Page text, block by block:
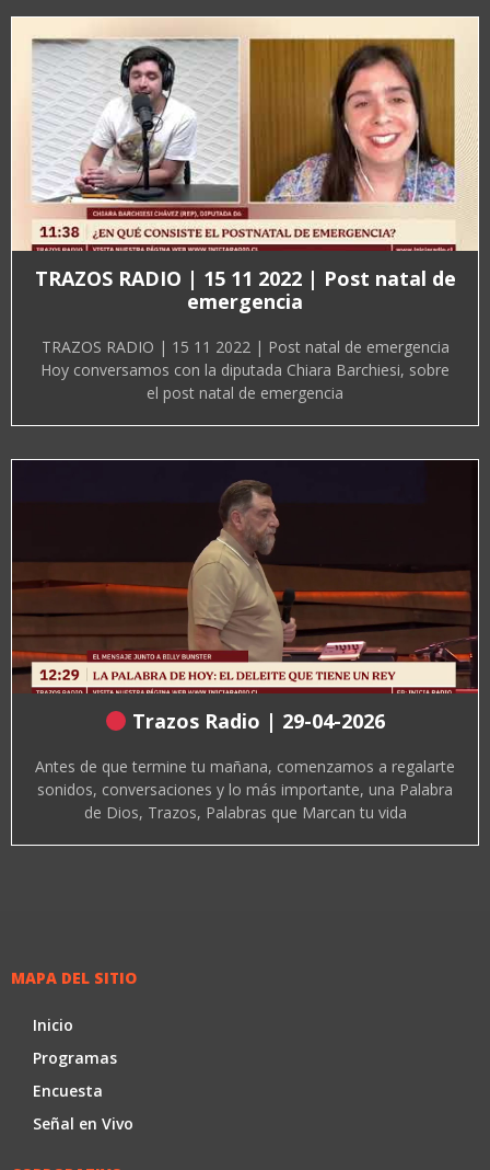
TRAZOS RADIO | 15 11 2022 | Post natal de
emergencia
TRAZOS RADIO | 15 11 2022 | Post natal de emergencia
Hoy conversamos con la diputada Chiara Barchiesi, sobre
el post natal de emergencia
Trazos Radio | 29-04-2026
Antes de que termine tu mañana, comenzamos a regalarte
sonidos, conversaciones y lo más importante, una Palabra
de Dios, Trazos, Palabras que Marcan tu vida
MAPA DEL SITIO
Inicio
Programas
Encuesta
Señal en Vivo